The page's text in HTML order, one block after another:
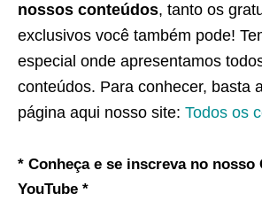
nossos conteúdos, tanto os
exclusivos você também pode!
especial onde apresentamos
conteúdos. Para conhecer, basta
página aqui nosso site: Todos os
* Conheça e se inscreva no nosso
YouTube *